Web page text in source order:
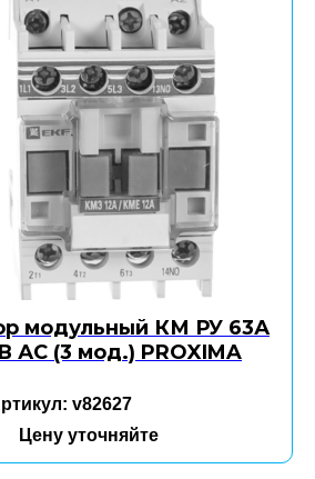
модульный КМ РУ 63А
АС (3 мод.) PROXIMA
v82627
Цену уточняйте